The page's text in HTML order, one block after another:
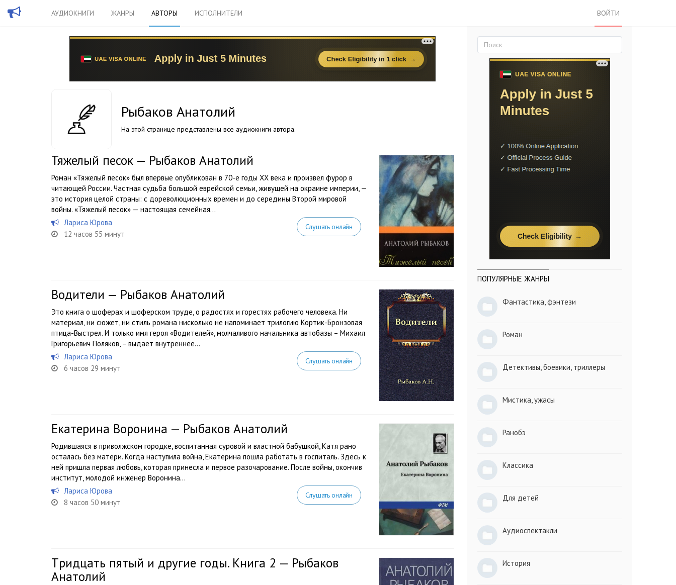
АУДИОКНИГИ ЖАНРЫ АВТОРЫ ИСПОЛНИТЕЛИ ВОЙТИ
Рыбаков Анатолий
На этой странице представлены все аудиокниги автора.
Тяжелый песок — Рыбаков Анатолий
Роман «Тяжелый песок» был впервые опубликован в 70-е годы ХХ века и произвел фурор в
читающей России. Частная судьба большой еврейской семьи, живущей на окраине империи, —
это история целой страны: с дореволюционных времен и до середины Второй мировой
войны. «Тяжелый песок» — настоящая семейная...
Лариса Юрова
12 часов 55 минут
Слушать онлайн
Водители — Рыбаков Анатолий
Это книга о шоферах и шоферском труде, о радостях и горестях рабочего человека. Ни
материал, ни сюжет, ни стиль романа нисколько не напоминает трилогию Кортик-Бронзовая
птица-Выстрел. И только имя героя «Водителей», молчаливого начальника автобазы – Михаил
Григорьевич Поляков, – выдает внутреннее...
Лариса Юрова
6 часов 29 минут
Слушать онлайн
Екатерина Воронина — Рыбаков Анатолий
Родившаяся в приволжском городке, воспитанная суровой и властной бабушкой, Катя рано
осталась без матери. Когда наступила война, Екатерина пошла работать в госпиталь. Здесь к
ней пришла первая любовь, которая принесла и первое разочарование. После войны, окончив
институт, молодой инженер Воронина...
Лариса Юрова
8 часов 50 минут
Слушать онлайн
Tридцать пятый и другие годы. Книга 2 — Рыбаков
Анатолий
ПОПУЛЯРНЫЕ ЖАНРЫ
Фантастика, фэнтези
Роман
Детективы, боевики, триллеры
Мистика, ужасы
Ранобэ
Классика
Для детей
Аудиоспектакли
История